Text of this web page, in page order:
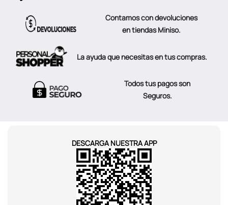
Contamos con devoluciones
en tiendas Miniso.
La ayuda que necesitas en tus compras.
Todos tus pagos son
Seguros.
DESCARGA NUESTRA APP